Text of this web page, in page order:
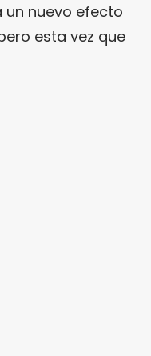
nuevo efecto
esta vez que